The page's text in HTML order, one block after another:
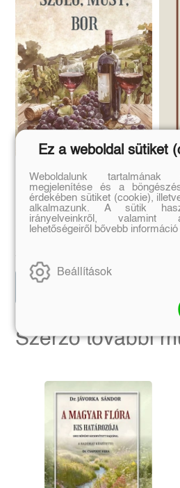
Szőlő, must, bor
S. Biró Géza
A
Szerző további
Ez a weboldal sütiket
Weboldalunk tartalmának
megjelenítése és a
érdekében sütiket (cookie),
alkalmazunk. A sütik
irányelveinkről, valamint
lehetőségeiről bővebb információ
Beállítások